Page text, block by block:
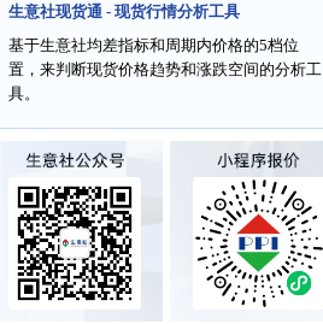
生意社现货通 - 现货行情分析工具
基于生意社均差指标和周期内价格的5档位
置，来判断现货价格趋势和涨跌空间的分析工
具。